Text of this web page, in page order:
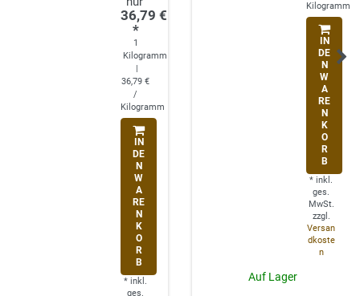
36,79 €
*
1
Kilogramm
36,79 €
/
Kilogramm
IN
DE
N
W
A
RE
N
K
O
R
B
* inkl.
ges.
Kilogramm
IN
DE
N
W
A
RE
N
K
O
R
B
* inkl.
ges.
MwSt.
zzgl.
Versan
dkoste
n
Auf Lager